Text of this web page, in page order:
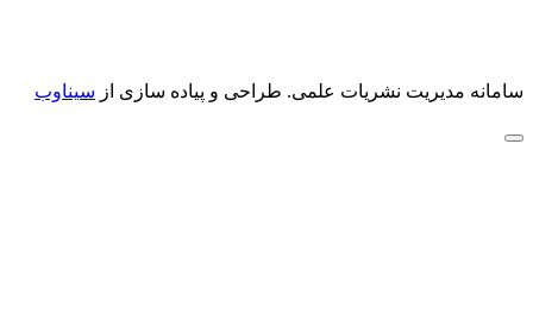
سامانه مدیریت نشریات علمی. طراحی و پیاده سازی از سیناوب